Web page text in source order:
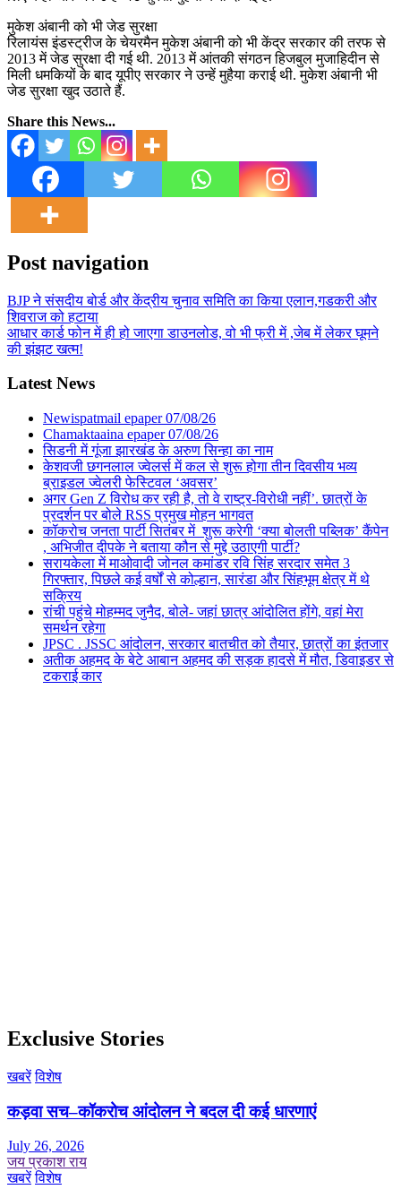
मुकेश अंबानी को भी जेड सुरक्षा
रिलायंस इंडस्ट्रीज के चेयरमैन मुकेश अंबानी को भी केंद्र सरकार की तरफ से
2013 में जेड सुरक्षा दी गई थी. 2013 में आंतकी संगठन हिजबुल मुजाहिदीन से
मिली धमकियों के बाद यूपीए सरकार ने उन्हें मुहैया कराई थी. मुकेश अंबानी भी
जेड सुरक्षा खुद उठाते हैं.
Share this News...
Post navigation
BJP ने संसदीय बोर्ड और केंद्रीय चुनाव समिति का किया एलान,गडकरी और
शिवराज को हटाया
आधार कार्ड फोन में ही हो जाएगा डाउनलोड, वो भी फ्री में ,जेब में लेकर घूमने
की झंझट खत्म!
Latest News
Newispatmail epaper 07/08/26
Chamaktaaina epaper 07/08/26
सिडनी में गूंजा झारखंड के अरुण सिन्हा का नाम
केशवजी छगनलाल ज्वेलर्स में कल से शुरू होगा तीन दिवसीय भव्य
ब्राइडल ज्वेलरी फेस्टिवल ‘अवसर’
अगर Gen Z विरोध कर रही है, तो वे राष्ट्र-विरोधी नहीं’. छात्रों के
प्रदर्शन पर बोले RSS प्रमुख मोहन भागवत
कॉकरोच जनता पार्टी सितंबर में शुरू करेगी ‘क्या बोलती पब्लिक’ कैंपेन
, अभिजीत दीपके ने बताया कौन से मुद्दे उठाएगी पार्टी?
सरायकेला में माओवादी जोनल कमांडर रवि सिंह सरदार समेत 3
गिरफ्तार, पिछले कई वर्षों से कोल्हान, सारंडा और सिंहभूम क्षेत्र में थे
सक्रिय
रांची पहुंचे मोहम्मद जुनैद, बोले- जहां छात्र आंदोलित होंगे, वहां मेरा
समर्थन रहेगा
JPSC . JSSC आंदोलन, सरकार बातचीत को तैयार, छात्रों का इंतजार
अतीक अहमद के बेटे आबान अहमद की सड़क हादसे में मौत, डिवाइडर से
टकराई कार
Exclusive Stories
खबरें विशेष
कड़वा सच–कॉकरोच आंदोलन ने बदल दी कई धारणाएं
July 26, 2026
जय प्रकाश राय
खबरें विशेष